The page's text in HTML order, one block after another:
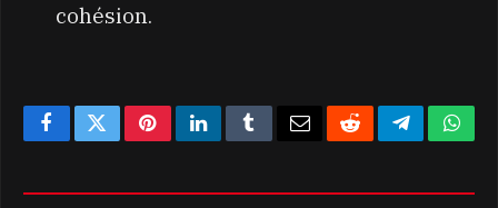
cohésion.
FacebookTwitterPinterestLinkedInTumblrEmailRedditTelegram